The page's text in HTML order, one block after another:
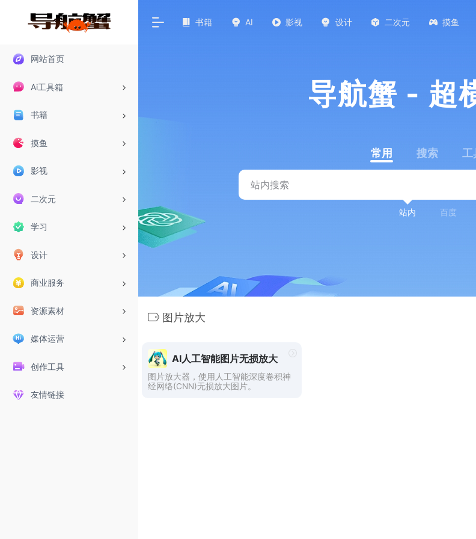
网站首页
Ai工具箱
书籍
摸鱼
影视
二次元
学习
设计
商业服务
资源素材
媒体运营
创作工具
友情链接
书籍 AI 影视 设计 二次元 摸鱼
导航蟹 - 超
常用 搜索 工
站内 百度
图片放大
AI人工智能图片无损放大
图片放大器，使用人工智能深度卷积神
经网络(CNN)无损放大图片。